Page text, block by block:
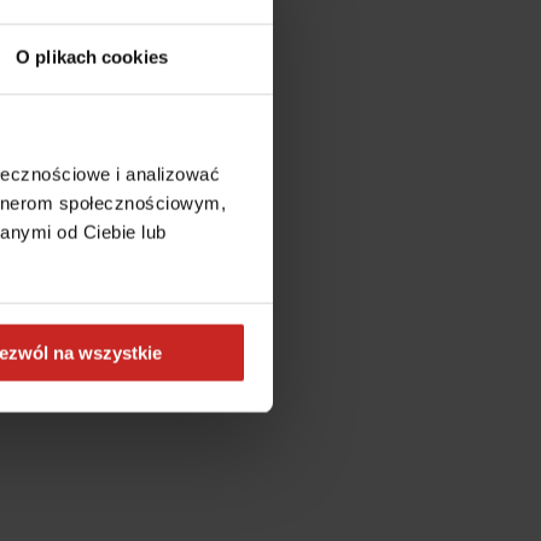
O plikach cookies
i analizować
społecznościowym,
od Ciebie lub
na wszystkie
information).